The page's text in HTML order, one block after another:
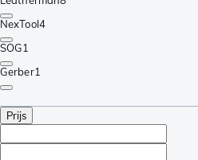
NexTool4
SOG1
Gerber1
Prijs